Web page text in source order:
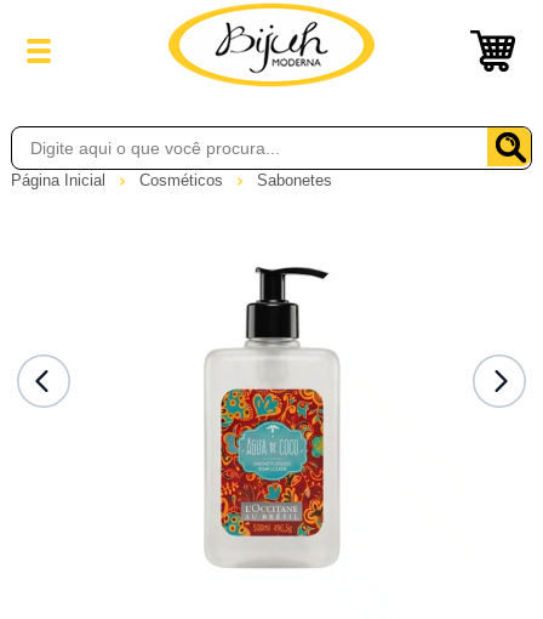
Página Inicial Cosméticos Sabonetes